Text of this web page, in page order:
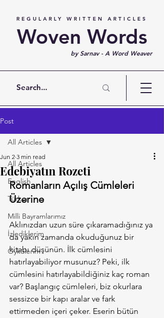
REGULARLY WRITTEN ARTICLES
Woven Words
by Sarnav - A Word Weaver
Post
All Articles
English
Türkçe
Milli Bayramlarımız
İzlediklerim
Öykülerim
All Articles
Edebiyatın Rozeti
Jun 2 3 min read
Romanların Açılış Cümleleri
Üzerine
Aklınızdan uzun süre çıkaramadığınız ya
da yakın zamanda okuduğunuz bir
kitabı düşünün. İlk cümlesini
hatırlayabiliyor musunuz? Peki, ilk
cümlesini hatırlayabildiğiniz kaç roman
var? Başlangıç cümleleri, biz okurlara
sessizce bir kapı aralar ve fark
ettirmeden içeri çeker. Eserin bütün